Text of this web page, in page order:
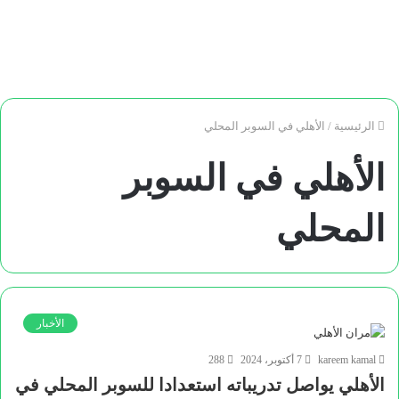
الرئيسية / الأهلي في السوبر المحلي
الأهلي في السوبر
المحلي
الأخبار
kareem kamal 7 أكتوبر، 2024 288
الأهلي يواصل تدريباته استعدادا للسوبر المحلي في